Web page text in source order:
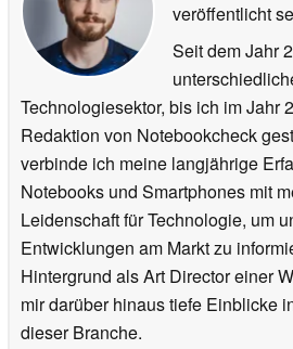
veröffentlicht
Seit dem Jahr
Technologiesektor, bis ich im Jahr
Redaktion von Notebookcheck
verbinde ich meine langjährige
Notebooks und Smartphones mit
Leidenschaft für Technologie, um
Entwicklungen am Markt zu
Hintergrund als Art Director einer
mir darüber hinaus tiefe Einblicke
dieser Branche.